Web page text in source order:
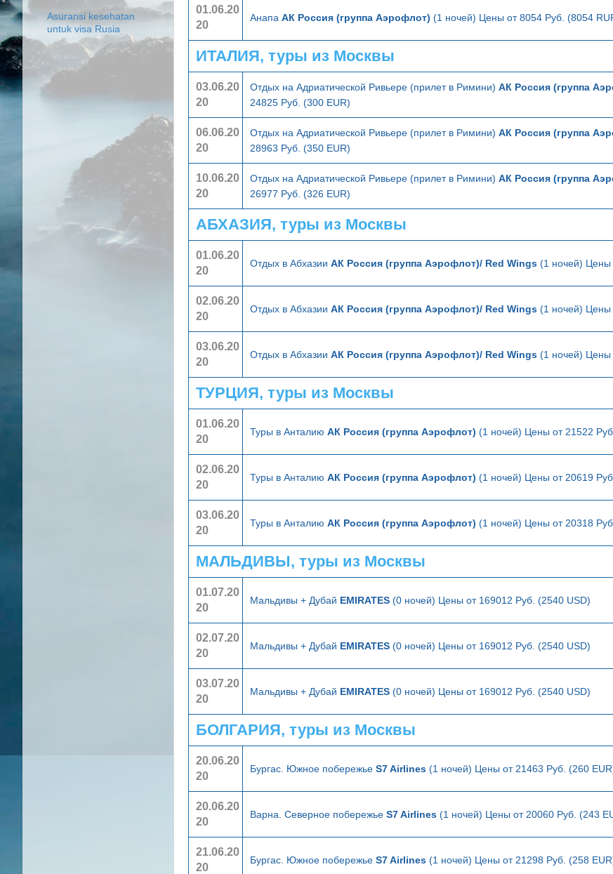
01.06.20
20
Анапа АК Россия (группа Аэрофлот) (1 ночей) Цены от 8054 Руб. (8054
ИТАЛИЯ, туры из Москвы
03.06.20
20
Отдых на Адриатической Ривьере (прилет в Римини) АК Россия (группа
24825 Руб. (300 EUR)
06.06.20
20
Отдых на Адриатической Ривьере (прилет в Римини) АК Россия (группа
28963 Руб. (350 EUR)
10.06.20
20
Отдых на Адриатической Ривьере (прилет в Римини) АК Россия (группа
26977 Руб. (326 EUR)
АБХАЗИЯ, туры из Москвы
01.06.20
20
Отдых в Абхазии АК Россия (группа Аэрофлот)/ Red Wings (1 ночей) Цены
02.06.20
20
Отдых в Абхазии АК Россия (группа Аэрофлот)/ Red Wings (1 ночей) Цены
03.06.20
20
Отдых в Абхазии АК Россия (группа Аэрофлот)/ Red Wings (1 ночей) Цены
ТУРЦИЯ, туры из Москвы
01.06.20
20
Туры в Анталию АК Россия (группа Аэрофлот) (1 ночей) Цены от 21522
02.06.20
20
Туры в Анталию АК Россия (группа Аэрофлот) (1 ночей) Цены от 20619
03.06.20
20
Туры в Анталию АК Россия (группа Аэрофлот) (1 ночей) Цены от 20318
МАЛЬДИВЫ, туры из Москвы
01.07.20
20
Мальдивы + Дубай EMIRATES (0 ночей) Цены от 169012 Руб. (2540 USD)
02.07.20
20
Мальдивы + Дубай EMIRATES (0 ночей) Цены от 169012 Руб. (2540 USD)
03.07.20
20
Мальдивы + Дубай EMIRATES (0 ночей) Цены от 169012 Руб. (2540 USD)
БОЛГАРИЯ, туры из Москвы
20.06.20
20
Бургас. Южное побережье S7 Airlines (1 ночей) Цены от 21463 Руб. (260
20.06.20
20
Варна. Северное побережье S7 Airlines (1 ночей) Цены от 20060 Руб. (243
21.06.20
20
Бургас. Южное побережье S7 Airlines (1 ночей) Цены от 21298 Руб. (258
Asuransi kesehatan
untuk visa Rusia